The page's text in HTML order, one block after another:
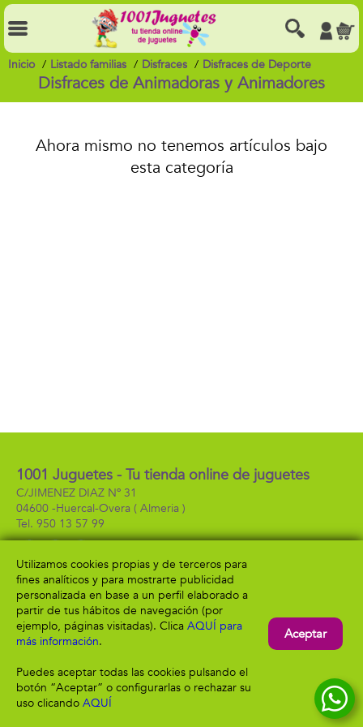
Inicio Listado familias Disfraces Disfraces de Deporte
Disfraces de Animadoras y Animadores
Ahora mismo no tenemos artículos bajo
esta categoría
1001 Juguetes - Tu tienda online de juguetes
C/JIMENEZ DIAZ Nº 31
04600 -Huercal-Overa ( Almeria )
950 13 57 99
Información
Aviso legal
Política de privacidad
Política de cookies
Atención al cliente
Envío y devolución
Utilizamos cookies propias y de terceros para
fines analíticos y para mostrarte publicidad
personalizada en base a un perfil elaborado a
partir de tus hábitos de navegación (por
ejemplo, páginas visitadas). Clica AQUÍ para
más información.
Puedes aceptar todas las cookies pulsando el
botón “Aceptar” o configurarlas o rechazar su
uso clicando AQUÍ
Aceptar